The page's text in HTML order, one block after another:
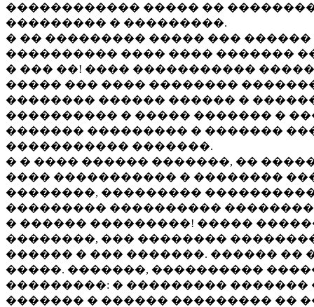
������������ ����� ��
��������� � ���������.
� �� ��������� ����� ���
���������� ���� ���� �������
� ��� ��! ���� �����������
����� ��� ���� ��������
�������� ������ ������ �
���������� � ����� ������� �
������� ��������� � �������
����������� �������.
� � ���� ������ �������, ��
���� ����������� � ��������
��������, ���������
��������� ����������
� ������ ���������! �����
��������, ��� ��������
������ � ��� �������. ������ ��
�����. �������, ����������
���������: � ��������� �������
������� � ������ ��������� ��